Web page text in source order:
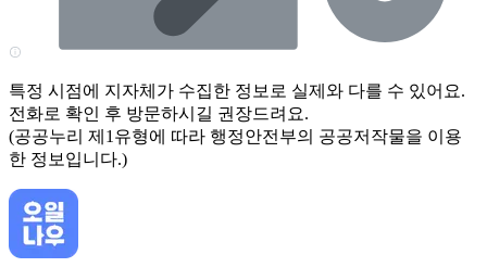
(2025.7 확인)
특정 시점에 지자체가 수집한 정보로 실제와 다를 수 있어요.
전화로 확인 후 방문하시길 권장드려요.
(공공누리 제1유형에 따라 행정안전부의 공공저작물을 이용
한 정보입니다.)